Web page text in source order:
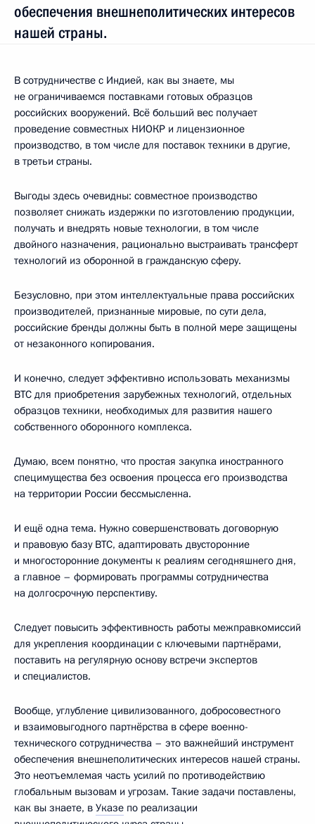
обеспечения внешнеполитических интересов
нашей страны.
В сотрудничестве с Индией, как вы знаете, мы
не ограничиваемся поставками готовых образцов
российских вооружений. Всё больший вес получает
проведение совместных НИОКР и лицензионное
производство, в том числе для поставок техники в другие,
в третьи страны.
Выгоды здесь очевидны: совместное производство
позволяет снижать издержки по изготовлению продукции,
получать и внедрять новые технологии, в том числе
двойного назначения, рационально выстраивать трансферт
технологий из оборонной в гражданскую сферу.
Безусловно, при этом интеллектуальные права российских
производителей, признанные мировые, по сути дела,
российские бренды должны быть в полной мере защищены
от незаконного копирования.
И конечно, следует эффективно использовать механизмы
ВТС для приобретения зарубежных технологий, отдельных
образцов техники, необходимых для развития нашего
собственного оборонного комплекса.
Думаю, всем понятно, что простая закупка иностранного
специмущества без освоения процесса его производства
на территории России бессмысленна.
И ещё одна тема. Нужно совершенствовать договорную
и правовую базу ВТС, адаптировать двусторонние
и многосторонние документы к реалиям сегодняшнего дня,
а главное – формировать программы сотрудничества
на долгосрочную перспективу.
Следует повысить эффективность работы межправкомиссий
для укрепления координации с ключевыми партнёрами,
поставить на регулярную основу встречи экспертов
и специалистов.
Вообще, углубление цивилизованного, добросовестного
и взаимовыгодного партнёрства в сфере военно-
технического сотрудничества – это важнейший инструмент
обеспечения внешнеполитических интересов нашей страны.
Это неотъемлемая часть усилий по противодействию
глобальным вызовам и угрозам. Такие задачи поставлены,
как вы знаете, в Указе по реализации